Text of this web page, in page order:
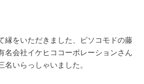
縁をいただきました、ピソコモドの藤
名会社イケヒココーポレーションさん
名いらっしゃいました。